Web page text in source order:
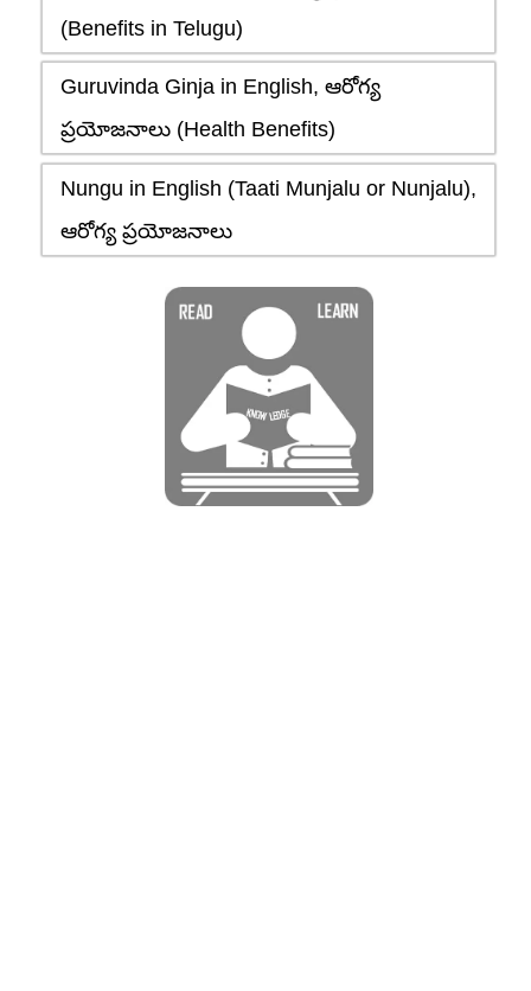
(Benefits in Telugu)
Guruvinda Ginja in English, ఆరోగ్య
ప్రయోజనాలు (Health Benefits)
Nungu in English (Taati Munjalu or Nunjalu),
ఆరోగ్య ప్రయోజనాలు